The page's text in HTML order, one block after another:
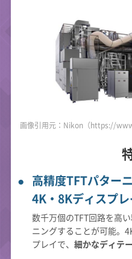
画像引用元：Nikon（https://
高精度TFTパター
4K・8Kディスプレ
数千万個のTFT回路を高
ニングすることが可能。
プレイで、 細かなディテ